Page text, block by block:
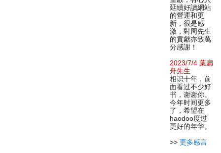
延續好讀網站
的營運和更
新，很是感
激，對周先生
的貢獻亦致萬
分感謝！
2023/7/4 葉扁
舟先生
相识十年，前
面看过不少好
书，谢谢你。
今年时间更多
了，希望在
haodoo度过
更好的年华。
>> 更多感言